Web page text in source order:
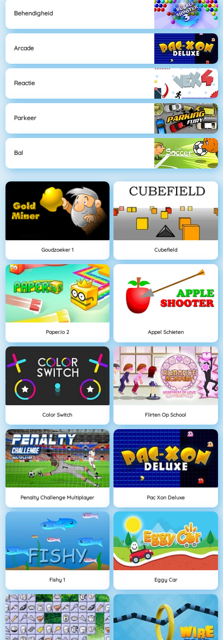
Behendigheid
Arcade
Reactie
Parkeer
Bal
Goudzoeker 1 Cubefield
Paper.io 2 Appel Schieten
Color Switch Flirten Op School
Penalty Challenge Multiplayer Pac Xon Deluxe
Fishy 1 Eggy Car